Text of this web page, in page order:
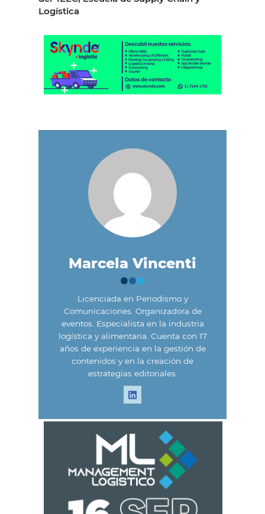
Logística
Marcela Vincenti
Licenciada en Periodismo y
Comunicaciones. Organizadora de
eventos. Especialista en la industria
logística y alimentaria. Cuenta con 17
años de experiencia en la gestión de
contenidos y en la creación de
estrategias editoriales.